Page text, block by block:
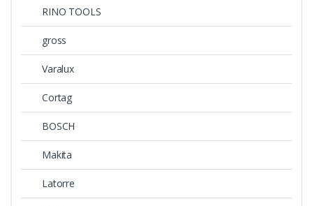
RINO TOOLS
gross
Varalux
Cortag
BOSCH
Makita
Latorre